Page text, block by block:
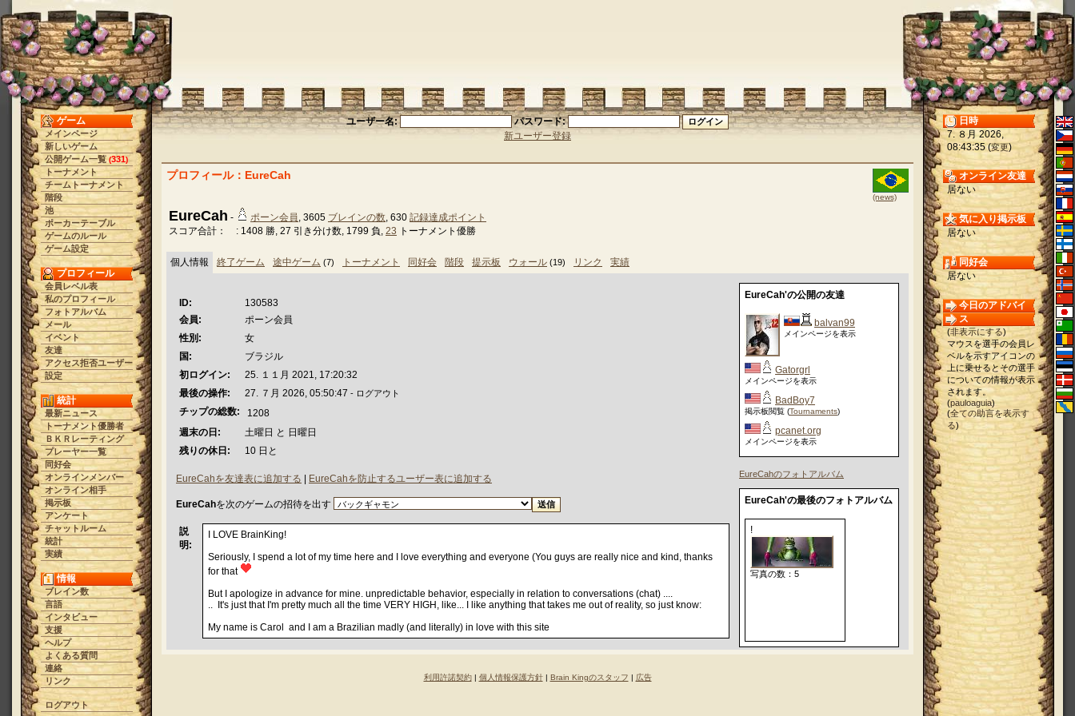
ゲーム
メインページ
新しいゲーム
公開ゲーム一覧 (331)
トーナメント
チームトーナメント
階段
池
ポーカーテーブル
ゲームのルール
ゲーム設定
プロフィール
会員レベル表
私のプロフィール
フォトアルバム
メール
イベント
友達
アクセス拒否ユーザー
設定
統計
最新ニュース
トーナメント優勝者
ＢＫＲレーティング
プレーヤー一覧
同好会
オンラインメンバー
オンライン相手
掲示板
アンケート
チャットルーム
統計
実績
情報
ブレイン数
言語
インタビュー
支援
ヘルプ
よくある質問
連絡
リンク
ログアウト
ユーザー名:
パスワード:
新ユーザー登録
(news)
プロフィール：EureCah
EureCah - ポーン会員, 3605 ブレインの数, 630 記録達成ポイント
スコア合計： : 1408 勝, 27 引き分け数, 1799 負, 23 トーナメント優勝
個人情報 終了ゲーム 途中ゲーム (7) トーナメント 同好会 階段 提示板 ウォール (19) リンク 実績
EureCah'の公開の友達
balvan99
メインページを表示
Gatorgrl
メインページを表示
BadBoy7
掲示板閲覧 (Tournaments)
pcanet.org
メインページを表示
EureCahのフォトアルバム
EureCah'の最後のフォトアルバム
!
写真の数：5
ID:
130583
会員:
ポーン会員
性別:
女
国:
ブラジル
初ログイン:
25. １１月 2021, 17:20:32
最後の操作:
27. ７月 2026, 05:50:47 - ログアウト
チップの総数:
1208
週末の日:
土曜日 と 日曜日
残りの休日:
10 日と
EureCahを友達表に追加する EureCahを防止するユーザー表に追加する
EureCahを次のゲームの招待を出す
説
明:
I LOVE BrainKing!
Seriously, I spend a lot of my time here and I love everything and everyone (You guys are really nice and kind, thanks
for that
But I apologize in advance for mine. unpredictable behavior, especially in relation to conversations (chat) ....
.. It's just that I'm pretty much all the time VERY HIGH, like... I like anything that takes me out of reality, so just know:
My name is Carol and I am a Brazilian madly (and literally) in love with this site
利用許諾契約| 個人情報保護方針| Brain Kingのスタッフ | 広告
日時
7. ８月 2026,
08:43:35 (変更)
オンライン友達
居ない
気に入り掲示板
居ない
同好会
居ない
今日のアドバイ
ス
(非表示にする)
マウスを選手の会員レ
ベルを示すアイコンの
上に乗せるとその選手
についての情報が表示
されます。
(pauloaguia)
(全ての助言を表示す
る)